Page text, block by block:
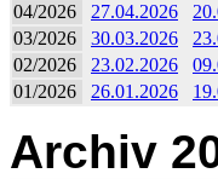
04/2026
27.04.2026
03/2026
30.03.2026
02/2026
23.02.2026
01/2026
26.01.2026
Archiv